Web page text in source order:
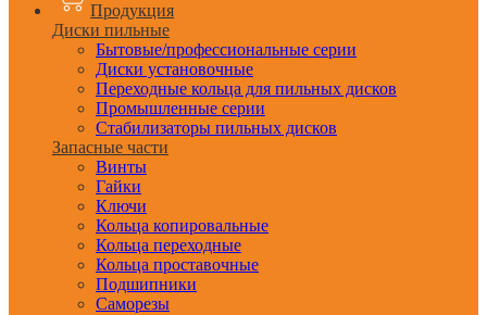
Продукция
Диски пильные
Бытовые/профессиональные серии
Диски установочные
Переходные кольца для пильных дисков
Промышленные серии
Стабилизаторы пильных дисков
Запасные части
Винты
Гайки
Ключи
Кольца копировальные
Кольца переходные
Кольца проставочные
Подшипники
Саморезы